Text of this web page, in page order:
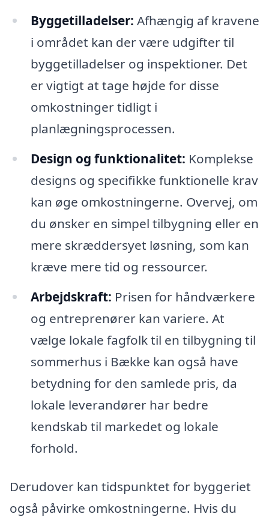
Byggetilladelser: Afhængig af kravene
i området kan der være udgifter til
byggetilladelser og inspektioner. Det
er vigtigt at tage højde for disse
omkostninger tidligt i
planlægningsprocessen.
Design og funktionalitet: Komplekse
designs og specifikke funktionelle krav
kan øge omkostningerne. Overvej, om
du ønsker en simpel tilbygning eller en
mere skræddersyet løsning, som kan
kræve mere tid og ressourcer.
Arbejdskraft: Prisen for håndværkere
og entreprenører kan variere. At
vælge lokale fagfolk til en tilbygning til
sommerhus i Bække kan også have
betydning for den samlede pris, da
lokale leverandører har bedre
kendskab til markedet og lokale
forhold.
Derudover kan tidspunktet for byggeriet
også påvirke omkostningerne. Hvis du